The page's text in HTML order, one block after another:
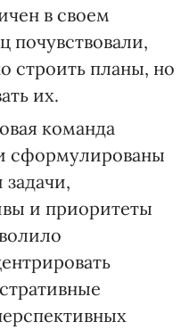
в своем
почувствовали,
строить планы, но
их.
команда
сформулированы
задачи,
и приоритеты